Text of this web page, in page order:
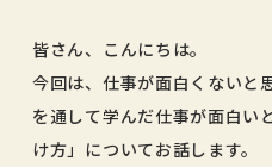
皆さん、こんにちは。
今回は、仕事が面白くないと
を通して学んだ仕事が面白い
け方」についてお話します。